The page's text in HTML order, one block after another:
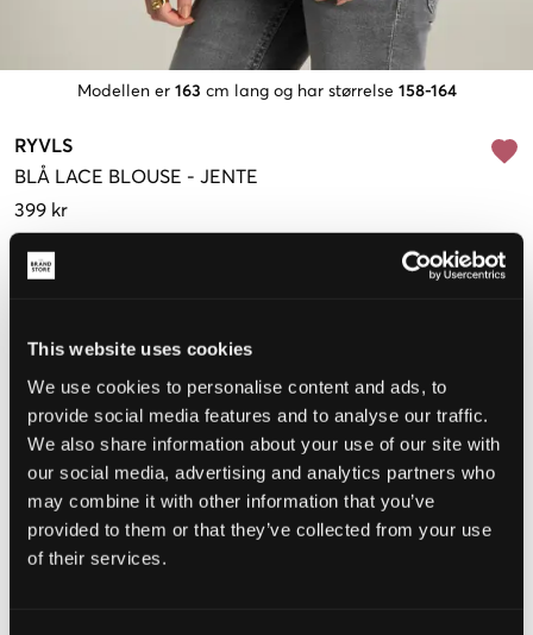
This website uses cookies
We use cookies to personalise content and ads, to
provide social media features and to analyse our traffic.
We also share information about your use of our site with
our social media, advertising and analytics partners who
may combine it with other information that you’ve
provided to them or that they’ve collected from your use
of their services.
Modellen er 163 cm lang og har størrelse 158-164
RYVLS
BLÅ LACE BLOUSE - JENTE
399 kr
Farge
Størrelse
146-152 158-164 cm 170-176 cm
Opplevd størrelse